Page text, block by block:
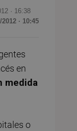
· 16:38
· 10:45
en
medida
o